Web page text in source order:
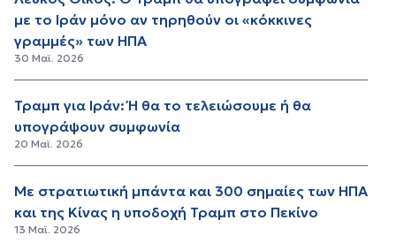
με το Ιράν μόνο αν τηρηθούν οι «κόκκινες
γραμμές» των ΗΠΑ
30 Μαϊ. 2026
Τραμπ για Ιράν: Ή θα το τελειώσουμε ή θα
υπογράψουν συμφωνία
20 Μαϊ. 2026
Με στρατιωτική μπάντα και 300 σημαίες των ΗΠΑ
και της Κίνας η υποδοχή Τραμπ στο Πεκίνο
13 Μαϊ. 2026